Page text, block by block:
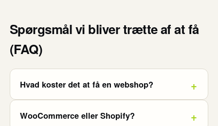
Spørgsmål vi bliver trætte af at få
(FAQ)
Hvad koster det at få en webshop?
WooCommerce eller Shopify?